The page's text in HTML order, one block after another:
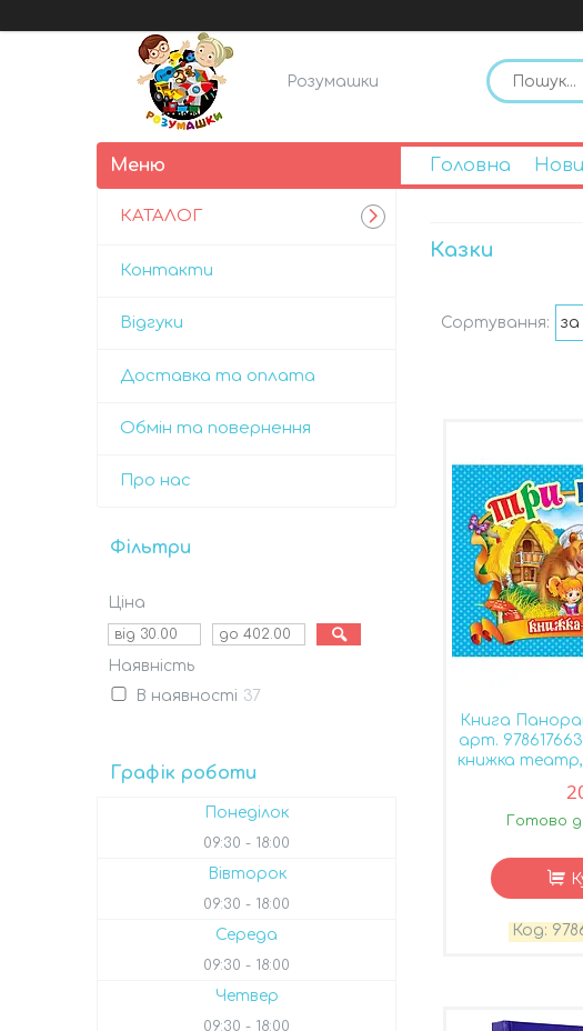
Розумашки
Головна
Казки
Книга
арт.
книжка
Готово
КАТАЛОГ
Контакти
Відгуки
Доставка та оплата
Обмін та повернення
Про нас
Фільтри
Ціна
Наявність
В наявності 37
Графік роботи
Понеділок
09:30 18:00
Вівторок
09:30 18:00
Середа
09:30 18:00
Четвер
09:30 18:00